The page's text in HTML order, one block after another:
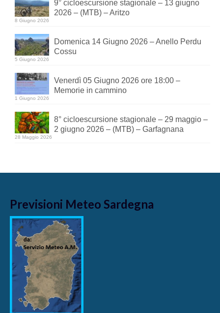
9° cicloescursione stagionale – 13 giugno
2026 – (MTB) – Aritzo
8 Giugno 2026
Domenica 14 Giugno 2026 – Anello Perdu
Cossu
5 Giugno 2026
Venerdì 05 Giugno 2026 ore 18:00 –
Memorie in cammino
1 Giugno 2026
8° cicloescursione stagionale – 29 maggio –
2 giugno 2026 – (MTB) – Garfagnana
28 Maggio 2026
Previsioni Meteo Sardegna